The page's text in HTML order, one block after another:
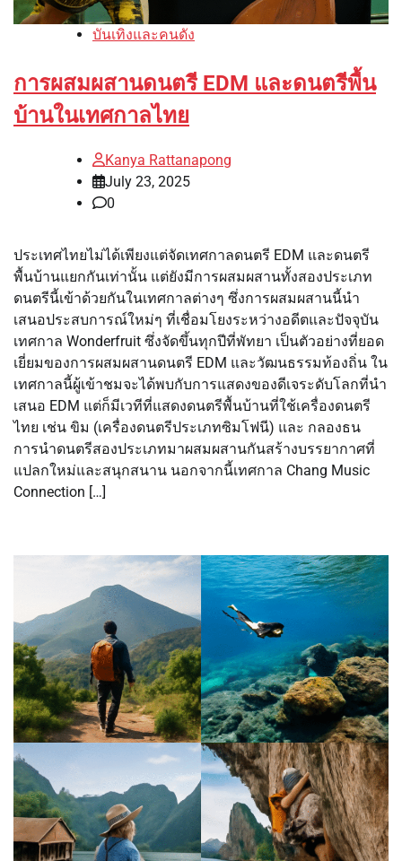
บันเทิงและคนดัง
การผสมผสานดนตรี EDM และดนตรีพื้น
บ้านในเทศกาลไทย
Kanya Rattanapong
July 23, 2025
0
ประเทศไทยไม่ได้เพียงแต่จัดเทศกาลดนตรี EDM และดนตรี
พื้นบ้านแยกกันเท่านั้น แต่ยังมีการผสมผสานทั้งสองประเภท
ดนตรีนี้เข้าด้วยกันในเทศกาลต่างๆ ซึ่งการผสมผสานนี้นำ
เสนอประสบการณ์ใหม่ๆ ที่เชื่อมโยงระหว่างอดีตและปัจจุบัน
เทศกาล Wonderfruit ซึ่งจัดขึ้นทุกปีที่พัทยา เป็นตัวอย่างที่ยอด
เยี่ยมของการผสมผสานดนตรี EDM และวัฒนธรรมท้องถิ่น ใน
เทศกาลนี้ผู้เข้าชมจะได้พบกับการแสดงของดีเจระดับโลกที่นำ
เสนอ EDM แต่ก็มีเวทีที่แสดงดนตรีพื้นบ้านที่ใช้เครื่องดนตรี
ไทย เช่น ขิม (เครื่องดนตรีประเภทซิมโฟนี) และ กลองธน
การนำดนตรีสองประเภทมาผสมผสานกันสร้างบรรยากาศที่
แปลกใหม่และสนุกสนาน นอกจากนี้เทศกาล Chang Music
Connection […]